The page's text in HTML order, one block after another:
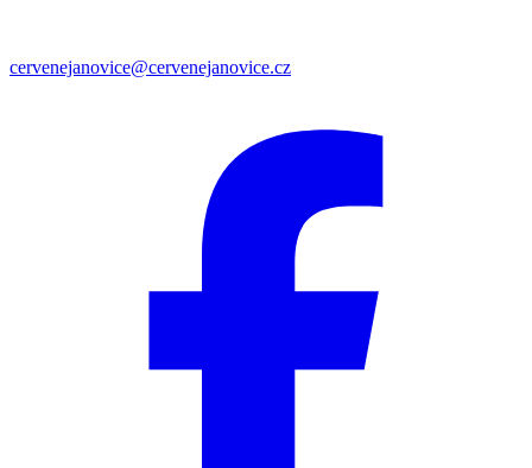
cervenejanovice@cervenejanovice.cz